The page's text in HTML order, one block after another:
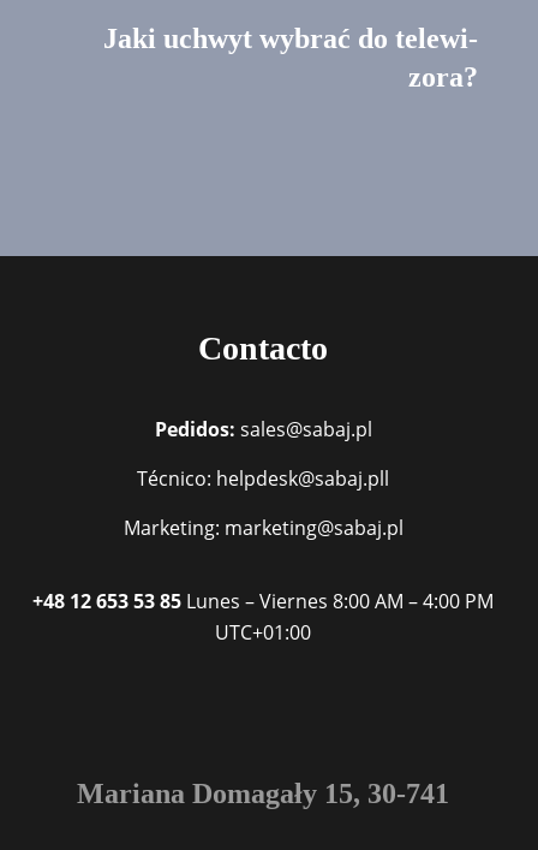
Jaki uchwyt wybrać do tele­wi­
zora?
Contacto
Pedidos: sales@sabaj.pl
Técnico: helpdesk@sabaj.pll
Marketing: marketing@sabaj.pl
+48 12 653 53 85 Lunes – Viernes 8:00 AM – 4:00 PM
UTC+01:00
Mariana Domagały 15, 30-741